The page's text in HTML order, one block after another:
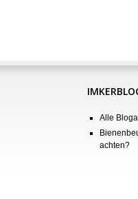
Alle
achten?